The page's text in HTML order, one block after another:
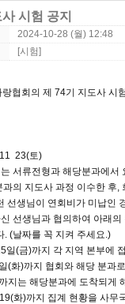
시험 공지
2024-10-28 (월) 12:48
[시험]
협회의 제 74기 지도사 시
23(토)
서류전형과 해당분과에
과의 지도사 과정 이수한 후
선생님이 연회비가 미납인
선생님과 협의하여 아래
. (날짜를 꼭 지켜 주세요.)
일(금)까지 각 지역 본부에
(화)까지 협회와 해당 분과
지는 해당분과에 도착되게
화)까지 집계 현황을 사무